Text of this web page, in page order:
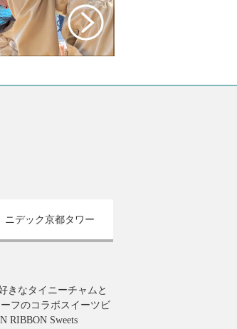
ニデック京都タワー
きなタイニーチャムと
フのコラボスイーツビ
RIBBON Sweets